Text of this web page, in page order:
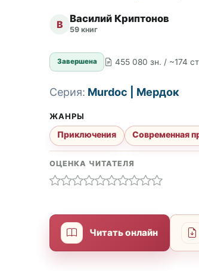
В Василий Криптонов
59 книг
Завершена 455 080 зн. / ~174
Серия: Murdoc | Мердок
ЖАНРЫ
Приключения Современная
ОЦЕНКА ЧИТАТЕЛЯ
Читать онлайн